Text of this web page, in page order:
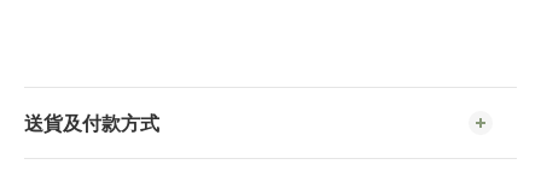
送貨及付款方式